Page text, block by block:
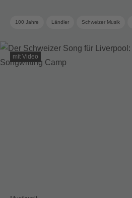
100 Jahre Ländler Schweizer Musik
mit Video